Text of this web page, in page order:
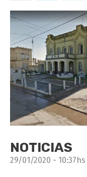
NOTICIAS
29/01/2020 - 10:37hs